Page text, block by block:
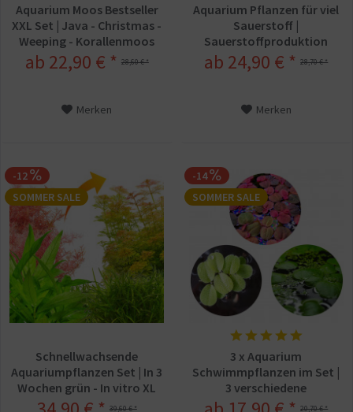
Aquarium Moos Bestseller
XXL Set | Java - Christmas -
Weeping - Korallenmoos
Set - In Vitro 28,60 € *
ab 22,90 € *
Merken
Aquarium Pflanzen für viel
Sauerstoff |
Sauerstoffproduktion
28,70 € *
ab 24,90 € *
Merken
-12
SOMMER SALE
Schnellwachsende
Aquariumpflanzen Set | In 3
Wochen grün - In vitro XL
39,60 € *
-14
SOMMER SALE
3 x Aquarium
Schwimmpflanzen im Set |
3 verschiedene
Schwimmpflanzen
20,70 € *